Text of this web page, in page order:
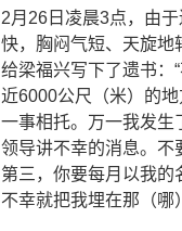
2月26日凌晨3点，由
快，胸闷气短、天旋地
给梁福兴写下了遗书：
近6000公尺（米）的
一事相托。万一我发生
领导讲不幸的消息。不
第三，你要每月以我的
不幸就把我埋在那（哪